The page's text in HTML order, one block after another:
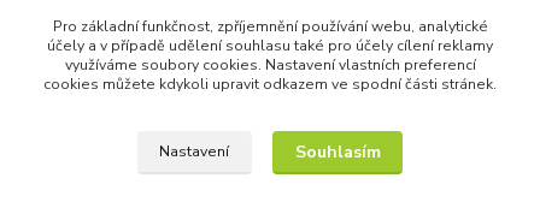
strana z 1
Pro základní funkčnost, zpříjemnění používání webu, analytické
účely a v případě udělení souhlasu také pro účely cílení reklamy
využíváme soubory cookies. Nastavení vlastních preferencí
cookies můžete kdykoli upravit odkazem ve spodní části stránek.
Nastavení Souhlasím